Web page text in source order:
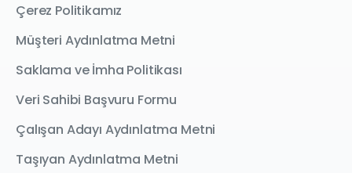
Çerez Politikamız
Müşteri Aydınlatma Metni
Saklama ve İmha Politikası
Veri Sahibi Başvuru Formu
Çalışan Adayı Aydınlatma Metni
Taşıyan Aydınlatma Metni